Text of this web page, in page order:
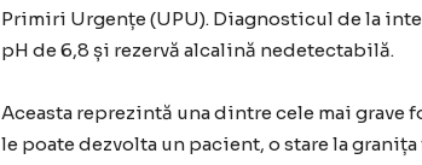
Primiri Urgențe (UPU). Diagnosticul de la
pH de 6,8 și rezervă alcalină nedetectabilă.
Aceasta reprezintă una dintre cele mai grave
le poate dezvolta un pacient, o stare la